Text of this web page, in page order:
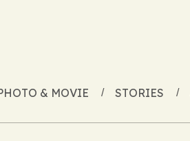
& MOVIE STORIES